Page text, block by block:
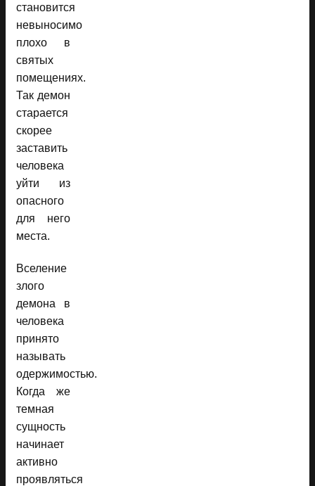
становится
невыносимо
плохо в
святых
помещениях.
Так демон
старается
скорее
заставить
человека
уйти из
опасного
для него
места.
Вселение
злого
демона в
человека
принято
называть
одержимостью.
Когда же
темная
сущность
начинает
активно
проявляться